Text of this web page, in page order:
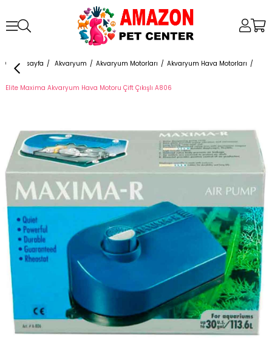
Anasayfa Akvaryum Akvaryum Motorları Akvaryum Hava Motorları
Elite Maxima Akvaryum Hava Motoru Çift Çıkışlı A806